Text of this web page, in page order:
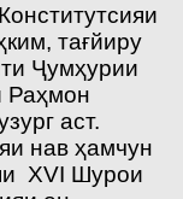
тағйиру
Ҷумҳурии
Раҳмон
аст.
нав ҳамчун
ХVI Шурои